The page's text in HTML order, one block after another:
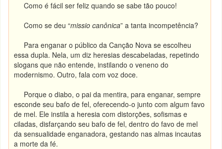
Como é fácil ser feliz quando se sabe tão pouco!
Como se deu “missio canônica” a tanta incompetência?
Para enganar o público da Canção Nova se escolheu
essa dupla. Nela, um diz heresias descabeladas, repetindo
slogans que não entende, instilando o veneno do
modernismo. Outro, fala com voz doce.
Porque o diabo, o pai da mentira, para enganar, sempre
esconde seu bafo de fel, oferecendo-o junto com algum favo
de mel. Ele instila a heresia com distorções, sofismas e
ciladas, disfarçando seu bafo de fel, dentro do favo de mel
da sensualidade enganadora, gestando nas almas incautas
a morte da fé.